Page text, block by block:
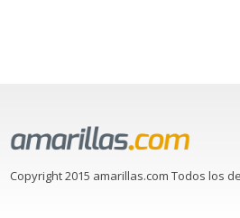
Copyright 2015 amarillas.com Todos los